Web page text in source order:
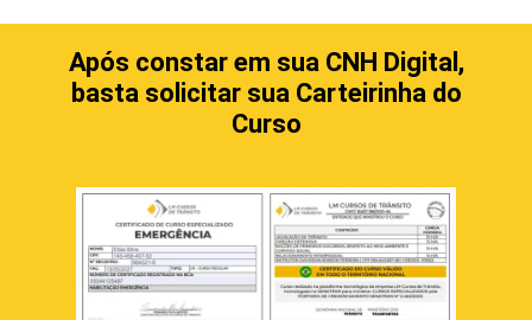
Após constar em sua CNH Digital,
basta solicitar sua Carteirinha do
Curso